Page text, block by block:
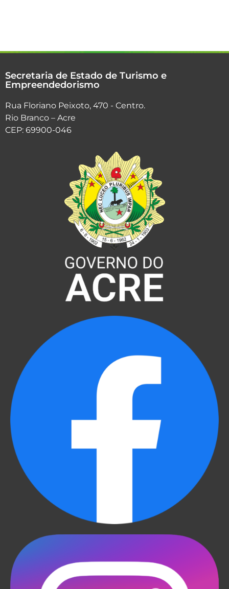
Secretaria de Estado de Turismo e
Empreendedorismo
Rua Floriano Peixoto, 470 - Centro.
Rio Branco – Acre
CEP: 69900-046